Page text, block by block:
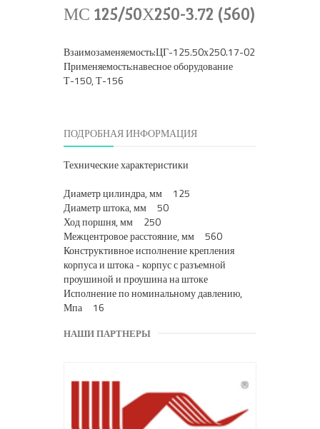
МС 125/50Х250-3.72 (560)
Взаимозаменяемость:ЦГ-125.50х250.17-02
Применяемость:навесное оборудование
Т-150, Т-156
ПОДРОБНАЯ ИНФОРМАЦИЯ
Технические характеристики
Диаметр цилиндра, мм 125
Диаметр штока, мм 50
Ход поршня, мм 250
Межцентровое расстояние, мм 560
Конструктивное исполнение крепления
корпуса и штока - корпус с разъемной
проушиной и проушина на штоке
Исполнение по номинальному давлению,
Мпа 16
НАШИ ПАРТНЕРЫ